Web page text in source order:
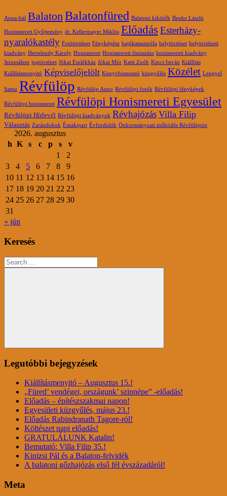
Anna-bál BalatonBalatonfüred Balatoni kikötők Benke László
Honismereti Gyűjtemény dr. Kellermayer Miklós Előadás Esterházy-
nyaralókastély Fotótörténet Fényképész hajókatasztrófa helytörténet helytörténeti
kiadvány Hertelendy Károly Honismeret Honismereti finisszázs honismereti kiadvány
Jeruzsálem jogtörténet Jókai Emlékház Jókai Mór Katti Zoób Kincs István Kiállítás
Kiállításmenyitó Képviselőjelölt Könyvbemutató közgyűlés Közélet Lengyel
Samu Révfülöp Révfülöp Anno Révfülöpi fotók Révfülöpi fényképek
Révfülöpi honismeret Révfülöpi Honismereti Egyesület
Révfülöpi Hírlevél Révfülöpi kiadványok Révhajózás Villa Filip
Választás Zarándokok Északipart Évfordulók Önkormányzati működés Révfülöpön
2026. augusztus
h K s c p s
v
1
2
3
4 5 6 7 8
9
10 11 12 13 14 15 16
17 18 19 20 21 22 23
24 25 26 27 28 29 30
31
« jún
Keresés
Search
for:
Search
Legutóbbi bejegyzések
Kiállításmenyitó – Augusztus 15.!
„Füred’ vendégei, országunk’ szinnépe” -előadás!
Előadás – építészszakmai napon!
Egyesületi küzgyűlés, május 23.!
Előadás Rabindranath Tagore-ról!
Költészet napi előadás!
GRATULÁLUNK Katalin!
Bemutató: Villa Filip 35.!
Kinizsi Pál és a Balaton-felvidék
A balatoni gőzhajózás első fél évszázadáról!
Meta